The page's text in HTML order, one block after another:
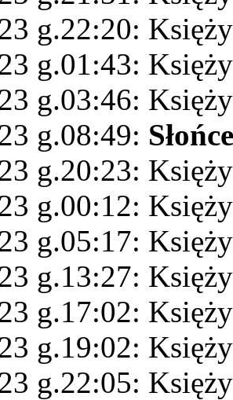
g.22:20:
g.01:43:
g.03:46:
g.08:49: Słońce
g.20:23:
g.00:12:
g.05:17:
g.13:27:
g.17:02:
g.19:02:
g.22:05: